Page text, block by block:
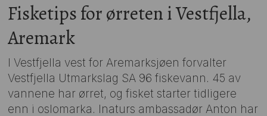
Fisketips for ørreten i Vestfjella,
Aremark
I Vestfjella vest for Aremarksjøen forvalter
Vestfjella Utmarkslag SA 96 fiskevann. 45 av
vannene har ørret, og fisket starter tidligere
enn i oslomarka. Inaturs ambassadør Anton har